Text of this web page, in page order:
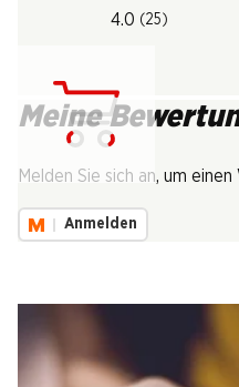
4.0 (25)
Meine
Melden Sie sich an, um
Anmelden